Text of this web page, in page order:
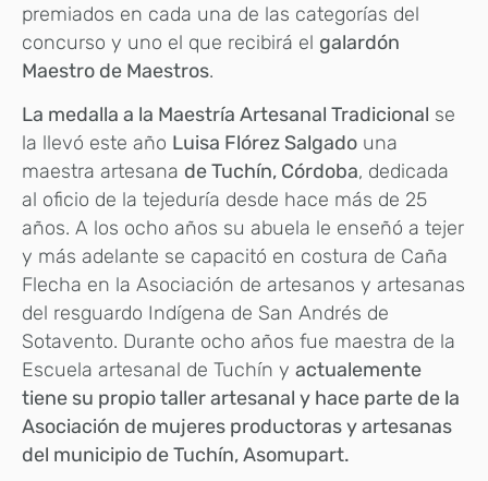
premiados en cada una de las categorías del
concurso y uno el que recibirá el galardón
Maestro de Maestros.
La medalla a la Maestría Artesanal Tradicional se
la llevó este año Luisa Flórez Salgado una
maestra artesana de Tuchín, Córdoba, dedicada
al oficio de la tejeduría desde hace más de 25
años. A los ocho años su abuela le enseñó a tejer
y más adelante se capacitó en costura de Caña
Flecha en la Asociación de artesanos y artesanas
del resguardo Indígena de San Andrés de
Sotavento. Durante ocho años fue maestra de la
Escuela artesanal de Tuchín y actualemente
tiene su propio taller artesanal y hace parte de la
Asociación de mujeres productoras y artesanas
del municipio de Tuchín, Asomupart.